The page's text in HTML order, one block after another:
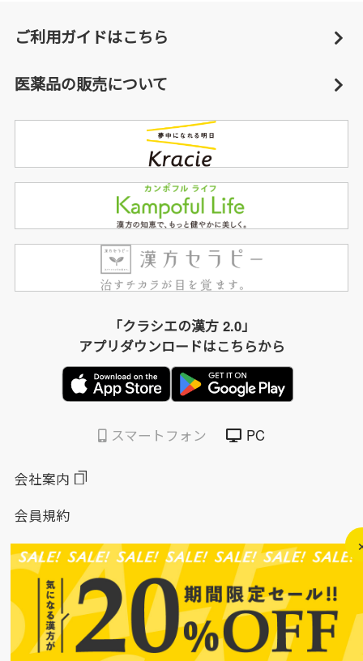
ご利用ガイドはこちら
医薬品の販売について
「クラシエの漢方 2.0」
アプリダウンロードはこちらから
スマートフォン PC
会社案内
会員規約
個人情報保護方針
特定商取引法に基づく表示
このサイトについて